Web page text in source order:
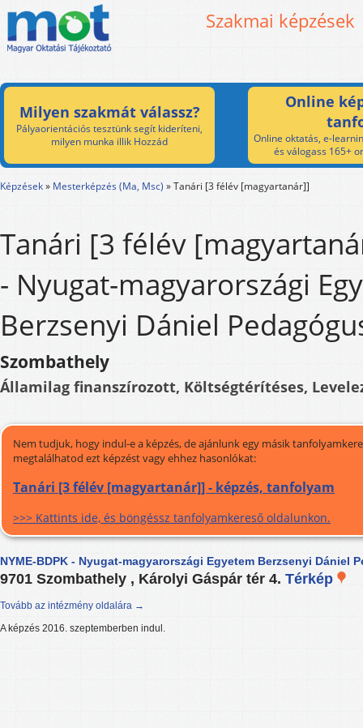
Szakmai képzések
Milyen szakmát válassz?
Pályaorientációs tesztünk segít kideríteni,
milyen munka illik Hozzád
Online
Online oktatás, e-
és válogass 165+
Képzések» Mesterképzés (Ma, Msc) »Tanári [3 félév [magyartanár]]
Tanári [3 félév
- Nyugat-magyarországi
Berzsenyi Dániel
Szombathely
Államilag finanszírozott, Költségtérítéses,
Nem tudjuk, hogy indul-e a képzés, de ajánlunk egy másik
megtalálhatod ezt képzést vagy ehhez hasonlókat:
Tanári [3 félév [magyartanár]] - képzés, tanfolyam
>>> Kattints ide, és böngéssz tanfolyamkereső oldalunkon.
NYME-BDPK - Nyugat-magyarországi Egyetem Berzsenyi Dániel
9701 Szombathely , Károlyi Gáspár tér 4. Térkép
Tovább az intézmény oldalára →
A képzés 2016. szeptemberben indul.